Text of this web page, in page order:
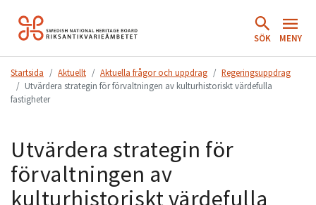
Hoppa
till
SÖK MENY
Startsida Aktuellt Aktuella frågor och uppdrag
Regeringsuppdrag
Utvärdera strategin för förvaltningen av kulturhistoriskt värdefulla
fastigheter
Utvärdera strategin för
förvaltningen av
kulturhistoriskt värdefulla